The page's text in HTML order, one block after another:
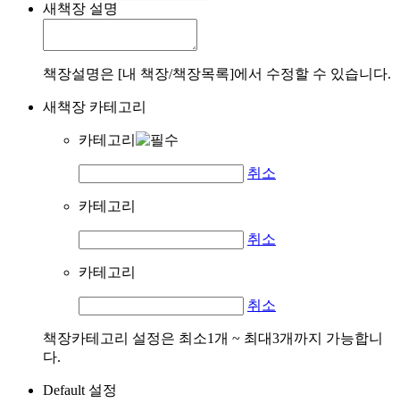
새책장 설명
책장설명은 [내 책장/책장목록]에서 수정할 수 있습니다.
새책장 카테고리
카테고리
취소
카테고리
취소
카테고리
취소
책장카테고리 설정은 최소1개 ~ 최대3개까지 가능합니
다.
Default 설정